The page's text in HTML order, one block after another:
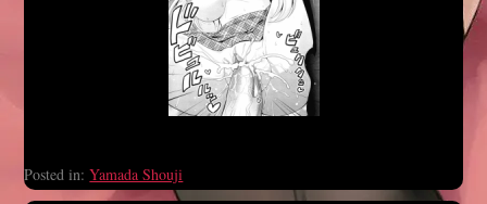
Posted in:Yamada Shouji